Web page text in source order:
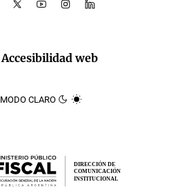
Accesibilidad web
MODO CLARO
DIRECCIÓN DE
COMUNICACIÓN
INSTITUCIONAL